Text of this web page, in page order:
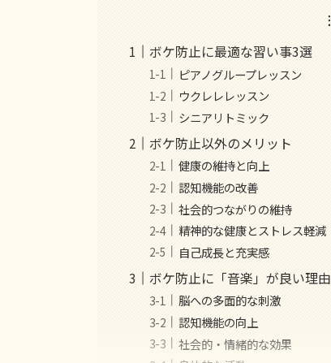
ボケ防止に最適な習い事3選
ピアノグループレッスン
ウクレレレッスン
シニアリトミック
ボケ防止以外のメリット
健康の維持と向上
認知機能の改善
社会的つながりの維持
精神的な健康とストレス軽減
自己成長と充実感
ボケ防止に「音楽」が良い理由
脳への多面的な刺激
認知機能の向上
社会的・情緒的な効果